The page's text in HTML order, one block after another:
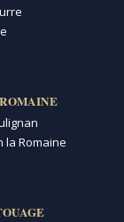
la Romaine